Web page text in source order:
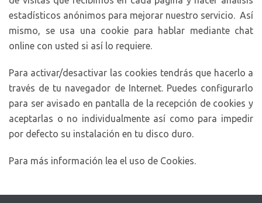
estadísticos anónimos para mejorar nuestro servicio. Así
mismo, se usa una cookie para hablar mediante chat
online con usted si así lo requiere.
Para activar/desactivar las cookies tendrás que hacerlo a
través de tu navegador de Internet. Puedes configurarlo
para ser avisado en pantalla de la recepción de cookies y
aceptarlas o no individualmente así­ como para impedir
por defecto su instalación en tu disco duro.
Para más información lea el uso de Cookies.